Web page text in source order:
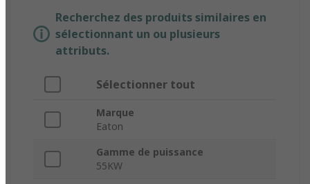
Recherchez des produits similaires en
sélectionnant un ou plusieurs
attributs.
Sélectionner tout
Marque
Eaton
Gamme de puissance
55KW